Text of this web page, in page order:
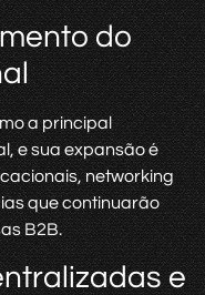
do
a principal
e sua expansão é
networking
que continuarão
B2B.
e